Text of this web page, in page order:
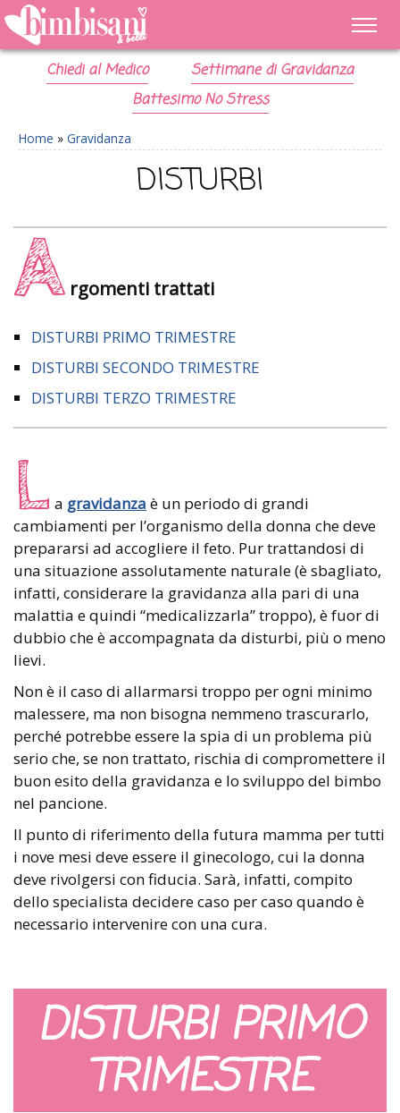
Chiedi al Medico
Settimane di Gravidanza
Battesimo No Stress
Home » Gravidanza
DISTURBI
A rgomenti trattati
DISTURBI PRIMO TRIMESTRE
DISTURBI SECONDO TRIMESTRE
DISTURBI TERZO TRIMESTRE
L a gravidanza è un periodo di grandi
cambiamenti per l’organismo della donna che deve
prepararsi ad accogliere il feto. Pur trattandosi di
una situazione assolutamente naturale (è sbagliato,
infatti, considerare la gravidanza alla pari di una
malattia e quindi “medicalizzarla” troppo), è fuor di
dubbio che è accompagnata da disturbi, più o meno
lievi.
Non è il caso di allarmarsi troppo per ogni minimo
malessere, ma non bisogna nemmeno trascurarlo,
perché potrebbe essere la spia di un problema più
serio che, se non trattato, rischia di compromettere il
buon esito della gravidanza e lo sviluppo del bimbo
nel pancione.
Il punto di riferimento della futura mamma per tutti
i nove mesi deve essere il ginecologo, cui la donna
deve rivolgersi con fiducia. Sarà, infatti, compito
dello specialista decidere caso per caso quando è
necessario intervenire con una cura.
DISTURBI PRIMO
TRIMESTRE